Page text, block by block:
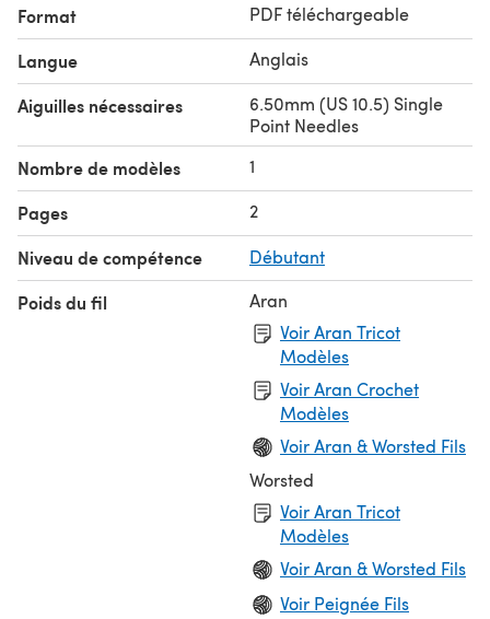
Format PDF téléchargeable
Langue Anglais
Aiguilles nécessaires
6.50mm (US 10.5) Single
Point Needles
Nombre de modèles 1
Pages 2
Niveau de compétence Débutant
Poids du fil
Aran
Voir Aran Tricot
Modèles
Voir Aran Crochet
Modèles
Voir Aran & Worsted Fils
Worsted
Voir Aran Tricot
Modèles
Voir Aran & Worsted Fils
Voir Peignée Fils